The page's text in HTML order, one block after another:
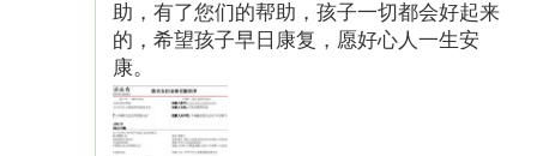
助，有了您们的帮助，孩子一切都会好起来
的，希望孩子早日康复，愿好心人一生安
康。